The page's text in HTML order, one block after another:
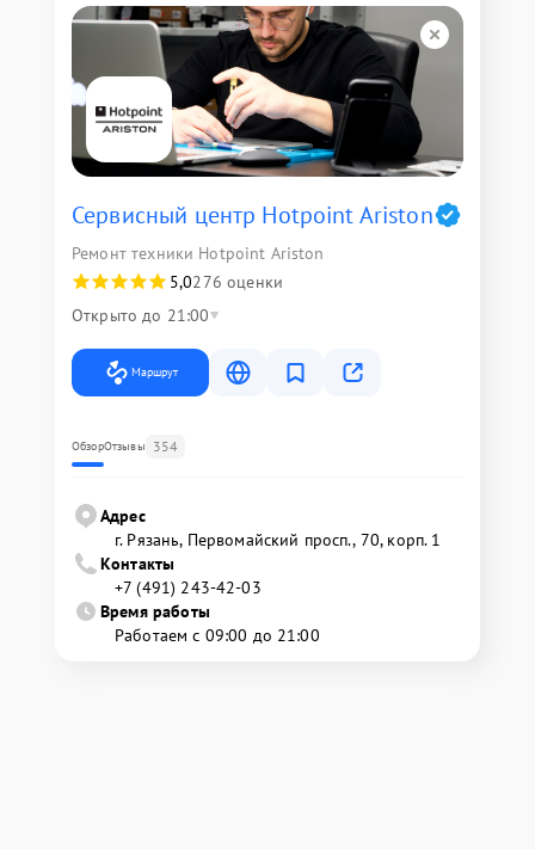
Сервисный центр Hotpoint Ariston
Ремонт техники Hotpoint Ariston
5,0276 оценки
Открыто до 21:00
Маршрут
ОбзорОтзывы 354
Адрес
г. Рязань, Первомайский просп., 70, корп. 1
Контакты
+7 (491) 243-42-03
Время работы
Работаем с 09:00 до 21:00